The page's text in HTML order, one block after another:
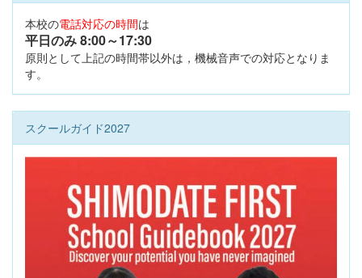
本校の電話対応の時間は
平日のみ 8:00～17:30
原則として上記の時間帯以外は，機械音声での対応となりま
す。
スクールガイド2027